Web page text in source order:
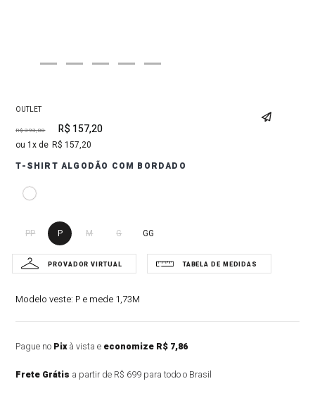
OUTLET
R$ 393,00 R$ 157,20
1 R$ 157,20
T-SHIRT ALGODÃO COM BORDADO
PP P M G GG
Modelo veste: P e mede 1,73M
Pague no Pixà vista e economize R$ 7,86
Frete Grátis a partir de R$ 699 para todo o Brasil